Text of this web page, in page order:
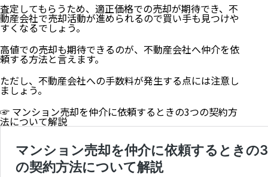
査定してもらうため、適正価格での売却が期待でき、不
動産会社で売却活動が進められるので買い手も見つけや
すくなるでしょう。
高値での売却も期待できるのが、不動産会社へ仲介を依
頼する方法と言えます。
ただし、不動産会社への手数料が発生する点には注意し
ましょう。
☞ マンション売却を仲介に依頼するときの3つの契約方
法について解説
その②：不動産会社の買取
その③：個人間売買
その④：空き家バンクを利用する
空き家のマンションを売却する流れ
手順①：売却活動を行う
手順②：売買契約を締結する
手順③：決済～お引渡し
その①：不動産会社への手数料
その③：住宅ローン返済手数料
その④：修繕費用
空き家のマンションを売却する際の2つの注意点